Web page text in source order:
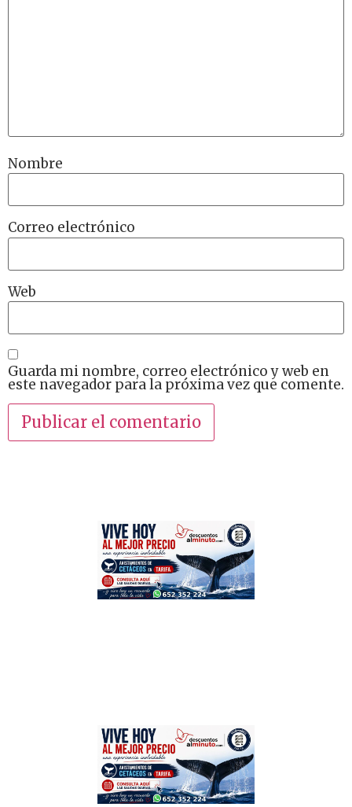
Nombre
Correo electrónico
Web
Guarda mi nombre, correo electrónico y web en
este navegador para la próxima vez que comente.